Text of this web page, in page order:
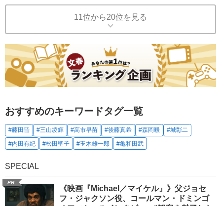
11位から20位を見る
おすすめのキーワードタグ一覧
#藤田晋 #三山凌輝 #高市早苗 #後藤真希 #森岡毅
#城彰二
#内田有紀
#松田聖子 #玉木雄一郎 #亀和田武
SPECIAL
PR
《映画『Michael／マイケル』》父ジョセ
フ・ジャクソン役、コールマン・ドミンゴ